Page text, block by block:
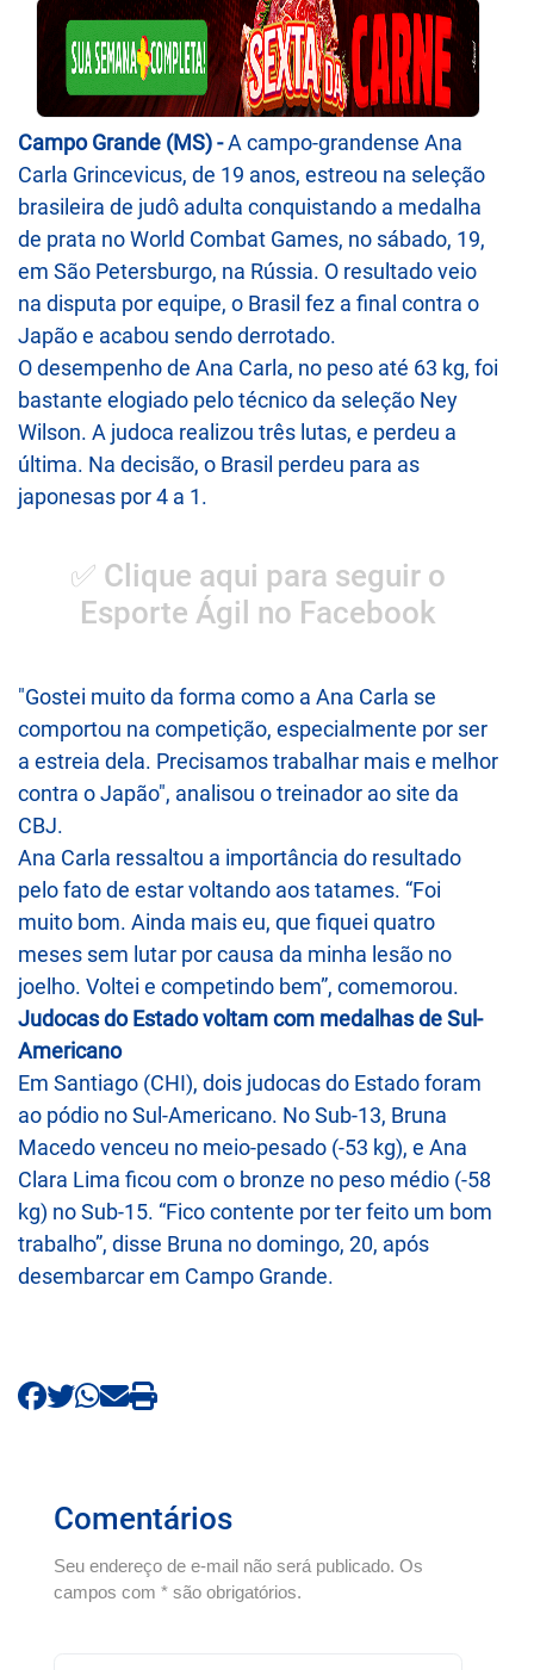
Campo Grande (MS) -A campo-grandense Ana
Carla Grincevicus, de 19 anos, estreou na seleção
brasileira de judô adulta conquistando a medalha
de prata no World Combat Games, no sábado, 19,
em São Petersburgo, na Rússia. O resultado veio
na disputa por equipe, o Brasil fez a final contra o
Japão e acabou sendo derrotado.
O desempenho de Ana Carla, no peso até 63 kg, foi
bastante elogiado pelo técnico da seleção Ney
Wilson. A judoca realizou três lutas, e perdeu a
última. Na decisão, o Brasil perdeu para as
japonesas por 4 a 1.
✅ Clique aqui para seguir o
Esporte Ágil no Facebook
"Gostei muito da forma como a Ana Carla se
comportou na competição, especialmente por ser
a estreia dela. Precisamos trabalhar mais e melhor
contra o Japão", analisou o treinador ao site da
CBJ.
Ana Carla ressaltou a importância do resultado
pelo fato de estar voltando aos tatames. “Foi
muito bom. Ainda mais eu, que fiquei quatro
meses sem lutar por causa da minha lesão no
joelho. Voltei e competindo bem”, comemorou.
Judocas do Estado voltam com medalhas de Sul-
Americano
Em Santiago (CHI), dois judocas do Estado foram
ao pódio no Sul-Americano. No Sub-13, Bruna
Macedo venceu no meio-pesado (-53 kg), e Ana
Clara Lima ficou com o bronze no peso médio (-58
kg) no Sub-15. “Fico contente por ter feito um bom
trabalho”, disse Bruna no domingo, 20, após
desembarcar em Campo Grande.
Comentários
Seu endereço de e-mail não será publicado. Os
campos com * são obrigatórios.